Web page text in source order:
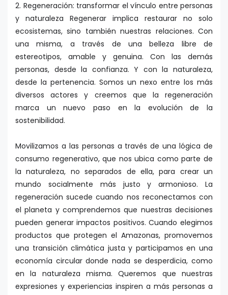
2. Regeneración: transformar el vínculo entre personas
y naturaleza Regenerar implica restaurar no solo
ecosistemas, sino también nuestras relaciones. Con
una misma, a través de una belleza libre de
estereotipos, amable y genuina. Con las demás
personas, desde la confianza. Y con la naturaleza,
desde la pertenencia. Somos un nexo entre los más
diversos actores y creemos que la regeneración
marca un nuevo paso en la evolución de la
sostenibilidad.
Movilizamos a las personas a través de una lógica de
consumo regenerativo, que nos ubica como parte de
la naturaleza, no separados de ella, para crear un
mundo socialmente más justo y armonioso. La
regeneración sucede cuando nos reconectamos con
el planeta y comprendemos que nuestras decisiones
pueden generar impactos positivos. Cuando elegimos
productos que protegen el Amazonas, promovemos
una transición climática justa y participamos en una
economía circular donde nada se desperdicia, como
en la naturaleza misma. Queremos que nuestras
expresiones y experiencias inspiren a más personas a